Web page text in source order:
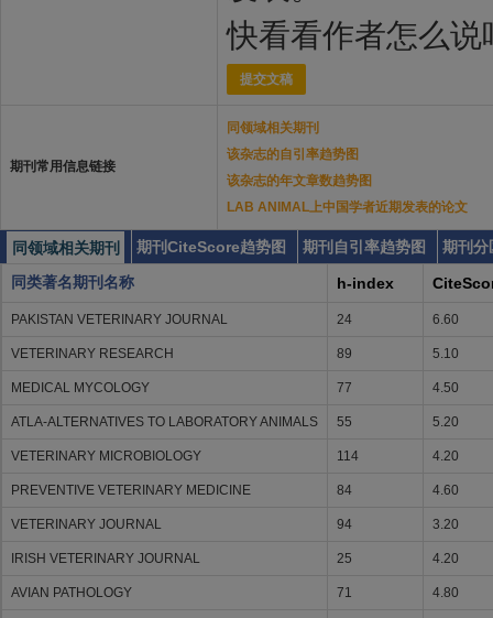
快看看作者怎么说
提交文稿
期刊常用信息链接
同领域相关期刊
该杂志的自引率趋势图
该杂志的年文章数趋势图
LAB ANIMAL上中国学者近期发表的论文
同领域相关期刊 期刊CiteScore趋势图 期刊自引率趋势图
期刊分
同类著名期刊名称
h-index
PAKISTAN VETERINARY JOURNAL 24 6.60
VETERINARY RESEARCH 89 5.10
MEDICAL MYCOLOGY 77 4.50
ATLA-ALTERNATIVES TO LABORATORY ANIMALS 55 5.20
VETERINARY MICROBIOLOGY 114 4.20
PREVENTIVE VETERINARY MEDICINE 84 4.60
VETERINARY JOURNAL 94 3.20
IRISH VETERINARY JOURNAL 25 4.20
AVIAN PATHOLOGY 71 4.80